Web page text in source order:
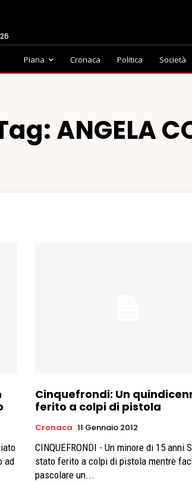
Piana Cronaca Politica Società
ANGELA
ad
Cinquefrondi: Un
ferito a colpi di pistola
Cronaca 11 Gennaio 2012
CINQUEFRONDI - Un minore di 15 anni
stato ferito a colpi di pistola mentre
pascolare un...